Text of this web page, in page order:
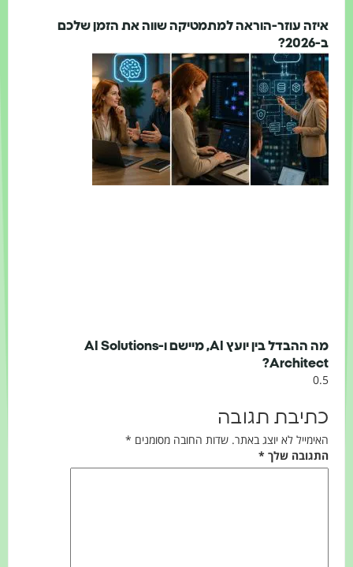
עוזר-הוראה למתמטיקה שווה את הזמן שלכם
מה ההבדל בין יועץ AI, מיישם ו-AI Solutions
תגובה
לא יוצג באתר. שדות החובה מסומנים*
שלך*